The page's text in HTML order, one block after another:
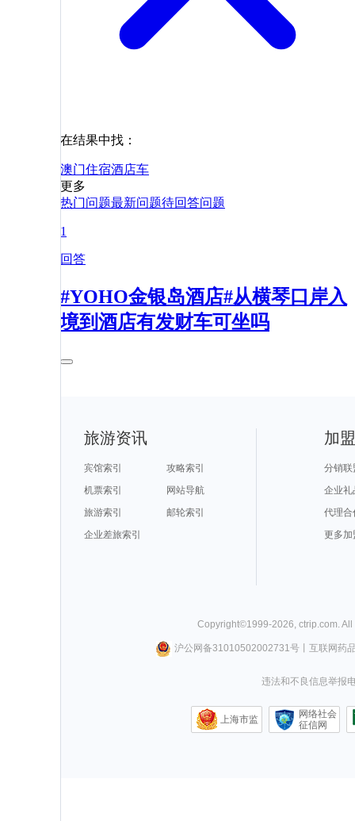
在结果中找：
澳门住宿酒店车
更多
热门问题最新问题待回答问题
1
回答
#YOHO金银岛酒店#从横琴口岸入
境到酒店有发财车可坐吗
旅游资讯
宾馆索引
攻略索引
机票索引
网站导航
旅游索引
邮轮索引
企业差旅索引
加
分销联
企业礼
代理合
更多加
Copyright©1999-2026 ctrip.com .
沪公网备31010502002731号丨 互联网药
违法和不良信息举报
上海市监
网络社会
征信网